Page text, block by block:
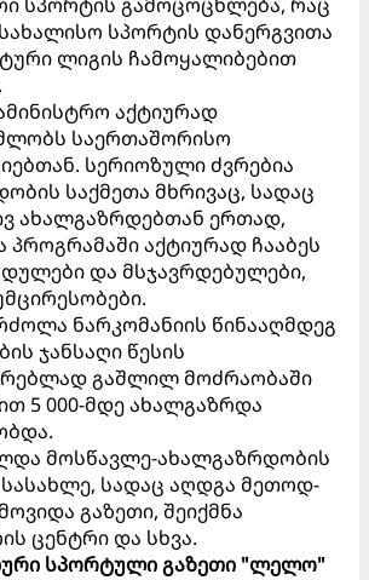
სპორტის გამოცოცხლება, რაც
სპორტის დანერგვითა
ლიგის ჩამოყალიბებით
აქტიურად
საერთაშორისო
სერიოზული ძვრებია
საქმეთა მხრივაც, სადაც
ახალგაზრდებთან ერთად,
პროგრამაში აქტიურად ჩააბეს
და მსჯავრდებულები,
ნარკომანიის წინააღმდეგ
ჯანსაღი წესის
გაშლილ მოძრაობაში
5 000-მდე ახალგაზრდა
მოსწავლე-ახალგაზრდობის
სადაც აღდგა მეთოდ-
გაზეთი, შეიქმნა
ცენტრი და სხვა.
სპორტული გაზეთი "ლელო"